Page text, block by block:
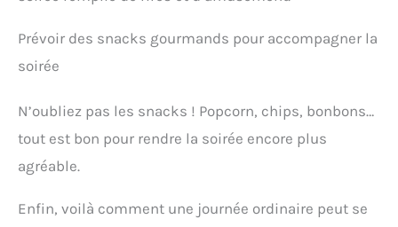
Prévoir des snacks gourmands pour accompagner la
soirée
N’oubliez pas les snacks ! Popcorn, chips, bonbons…
tout est bon pour rendre la soirée encore plus
agréable.
Enfin, voilà comment une journée ordinaire peut se